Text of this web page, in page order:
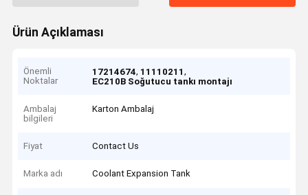
Ürün Açıklaması
Önemli
Noktalar
17214674, 11110211,
EC210B Soğutucu tankı montajı
Ambalaj
bilgileri
Karton Ambalaj
Fiyat Contact Us
Marka adı Coolant Expansion Tank